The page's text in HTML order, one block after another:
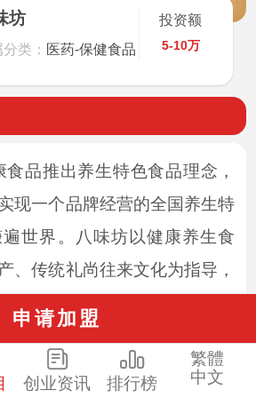
坊
类： 医药-保健食品
投资额
5-10万
推出养生特色食品理念，
现一个品牌经营的全国养生特
世界。八味坊以健康养生食
、传统礼尚往来文化为指导，
，合作渠道收益、礼品收益、
申请加盟
创业资讯 排行榜
繁體
中文